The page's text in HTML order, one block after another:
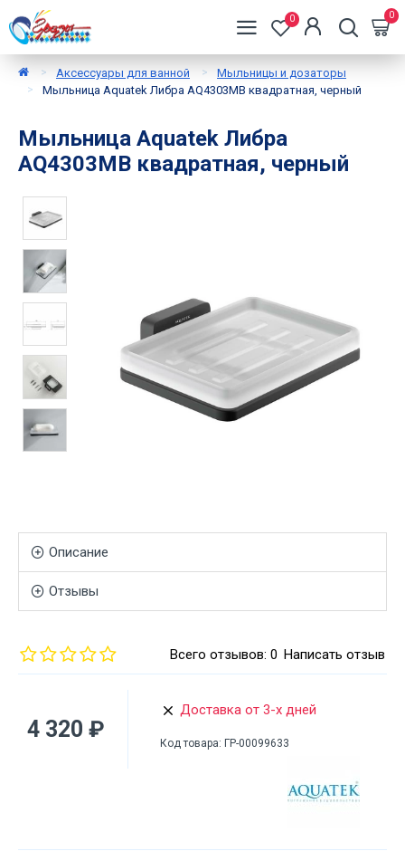
0 0
Аксессуары для ванной
Мыльницы и дозаторы
Мыльница Aquatek Либра AQ4303MB квадратная, черный
Мыльница Aquatek Либра
AQ4303MB квадратная, черный
Описание
Отзывы
Всего отзывов: 0 Написать отзыв
4 320 ₽
Доставка от 3-х дней
Код товара: ГР-00099633